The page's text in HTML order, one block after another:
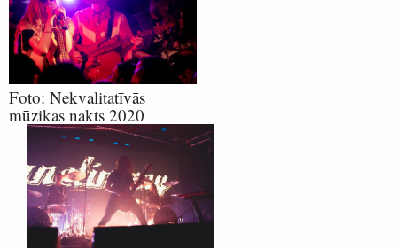
Foto: Nekvalitatīvās
mūzikas nakts 2020